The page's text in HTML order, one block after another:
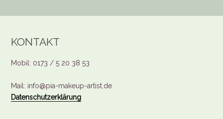
KONTAKT
Mobil: 0173 / 5 20 38 53
Mail: info@pia-makeup-artist.de
Datenschutzerklärung